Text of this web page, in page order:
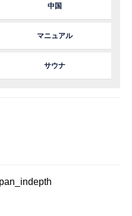
中国
マニュアル
サウナ